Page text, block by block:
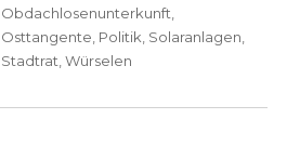
Obdachlosenunterkunft,
Osttangente, Politik, Solaranlagen,
Stadtrat,Würselen